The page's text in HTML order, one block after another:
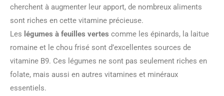
cherchent à augmenter leur apport, de nombreux aliments
sont riches en cette vitamine précieuse.
Les légumes à feuilles vertes comme les épinards, la laitue
romaine et le chou frisé sont d’excellentes sources de
vitamine B9. Ces légumes ne sont pas seulement riches en
folate, mais aussi en autres vitamines et minéraux
essentiels.